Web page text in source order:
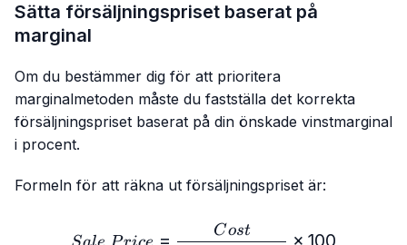
Sätta försäljningspriset baserat på
marginal
Om du bestämmer dig för att prioritera
marginalmetoden måste du fastställa det korrekta
försäljningspriset baserat på din önskade vinstmarginal
i procent.
Formeln för att räkna ut försäljningspriset är:
Sale\ Price =
= Cost × 100